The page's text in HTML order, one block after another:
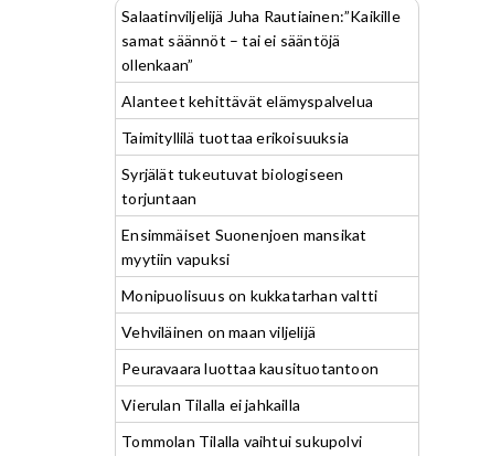
Salaatinviljelijä Juha Rautiainen:”Kaikille
samat säännöt – tai ei sääntöjä
ollenkaan”
Alanteet kehittävät elämyspalvelua
Taimityllilä tuottaa erikoisuuksia
Syrjälät tukeutuvat biologiseen
torjuntaan
Ensimmäiset Suonenjoen mansikat
myytiin vapuksi
Monipuolisuus on kukkatarhan valtti
Vehviläinen on maan viljelijä
Peuravaara luottaa kausituotantoon
Vierulan Tilalla ei jahkailla
Tommolan Tilalla vaihtui sukupolvi